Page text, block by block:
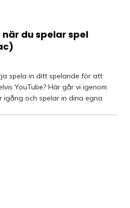
du spelar spel
spela in ditt spelande för att
YouTube? Här går vi igenom
igång och spelar in dina egna